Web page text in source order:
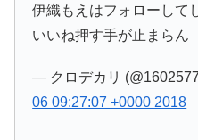
伊織もえはフォローして
いいね押す手が止まらん
— クロデカリ
06 09:27:07 +0000 2018